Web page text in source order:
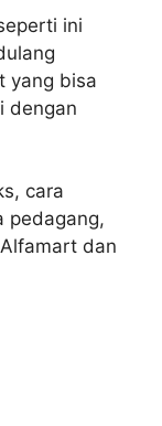
ini
yang bisa
dengan
cara
pedagang,
dan